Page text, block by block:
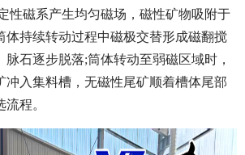
性磁系产生均匀磁场，磁性矿物吸附于
体持续转动过程中磁极交替形成磁翻搅
石逐步脱落;筒体转动至弱磁区域时，
冲入集料槽，无磁性尾矿顺着槽体尾部
程。